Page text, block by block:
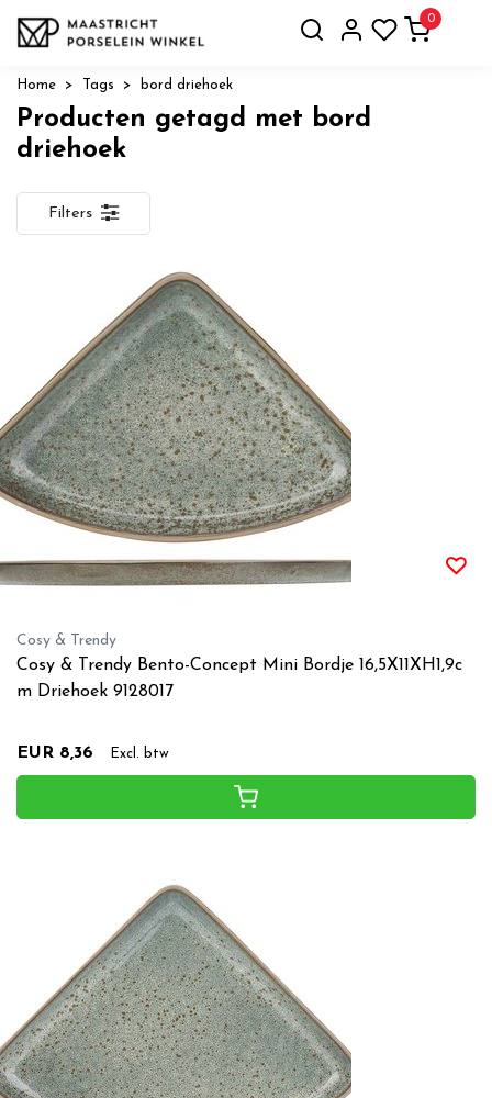
0
Home Tags bord driehoek
Producten getagd met bord
driehoek
Filters
Cosy & Trendy
Cosy & Trendy Bento-Concept Mini Bordje 16,5X11XH1,9c
m Driehoek 9128017
EUR 8,36 Excl. btw